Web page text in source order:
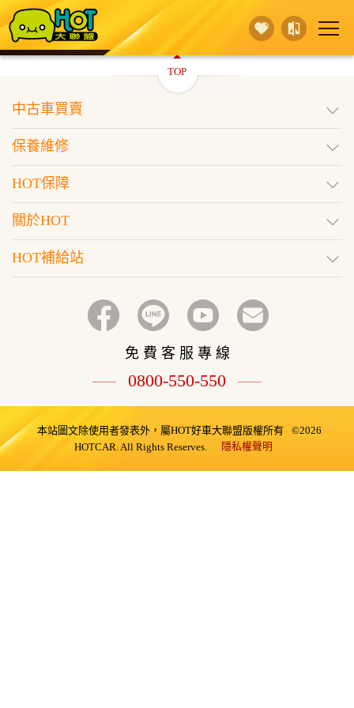
賣 車
行銷活動 據點查詢 HOT保障
TOP
中古車買賣
保養維修
HOT保障
關於HOT
HOT補給站
免 費 客 服 專 線
0800-550-550
本站圖文除使用者發表外，屬HOT好車大聯盟版權所有
©2026
HOTCAR. All Rights Reserves.
隱私權聲明